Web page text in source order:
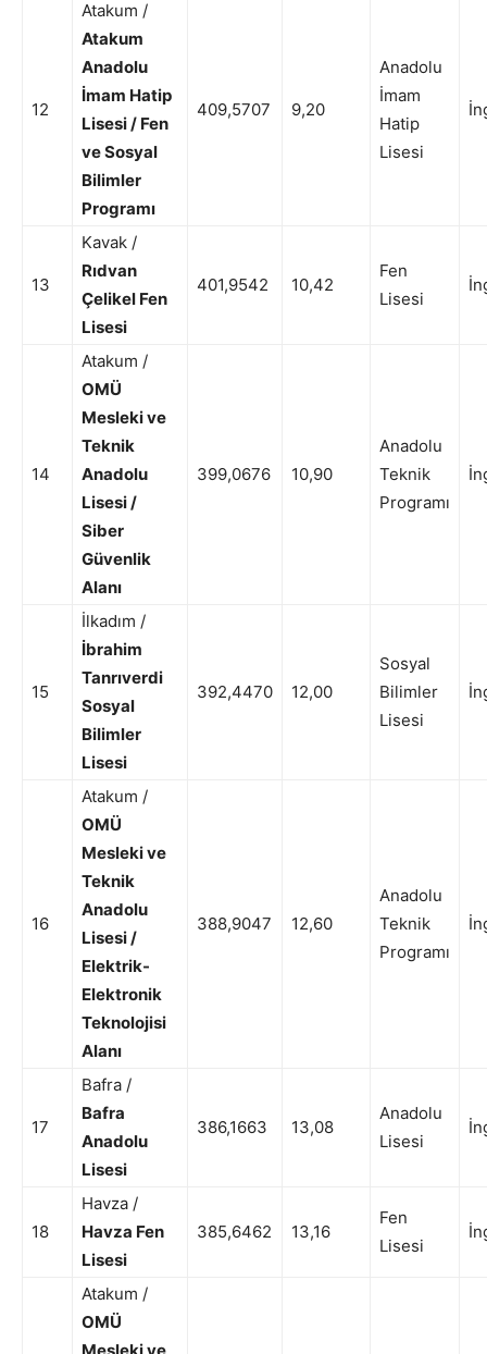
12
Atakum /
Atakum
Anadolu
İmam Hatip
Lisesi / Fen
ve Sosyal
Bilimler
Programı
409,5707 9,20
Anadolu
İmam
Hatip
Lisesi
13
Kavak /
Rıdvan
Çelikel Fen
Lisesi
401,9542 10,42
Fen
Lisesi
14
Atakum /
OMÜ
Mesleki ve
Teknik
Anadolu
Lisesi /
Siber
Güvenlik
Alanı
399,0676 10,90
Anadolu
Teknik
Programı
15
İlkadım /
İbrahim
Tanrıverdi
Sosyal
Bilimler
Lisesi
392,4470 12,00
Sosyal
Bilimler
Lisesi
16
Atakum /
OMÜ
Mesleki ve
Teknik
Anadolu
Lisesi /
Elektrik-
Elektronik
Teknolojisi
Alanı
388,9047 12,60
Anadolu
Teknik
Programı
17
Bafra /
Bafra
Anadolu
Lisesi
386,1663 13,08
Anadolu
Lisesi
18
Havza /
Havza Fen
Lisesi
385,6462 13,16
Fen
Lisesi
Atakum /
OMÜ